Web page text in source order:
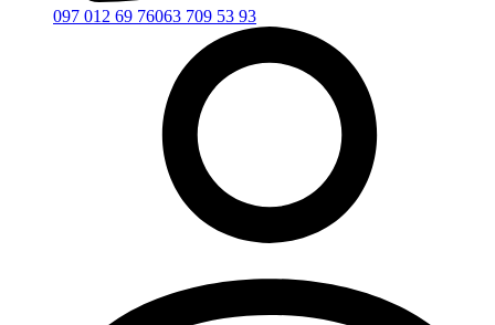
097 012 69 76063 709 53 93